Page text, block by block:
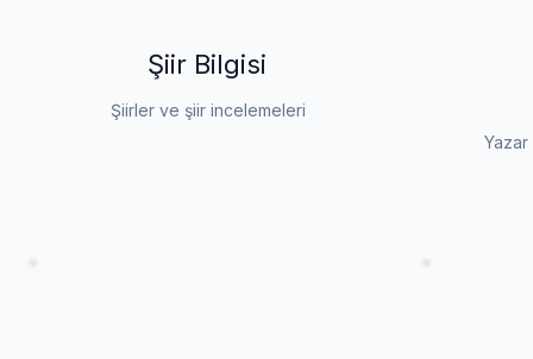
Şiir Bilgisi
Şiirler ve şiir incelemeleri